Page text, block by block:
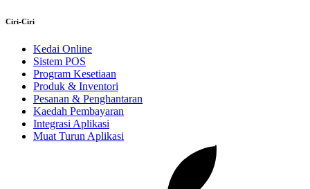
Ciri-Ciri
Kedai Online
Sistem POS
Program Kesetiaan
Produk & Inventori
Pesanan & Penghantaran
Kaedah Pembayaran
Integrasi Aplikasi
Muat Turun Aplikasi